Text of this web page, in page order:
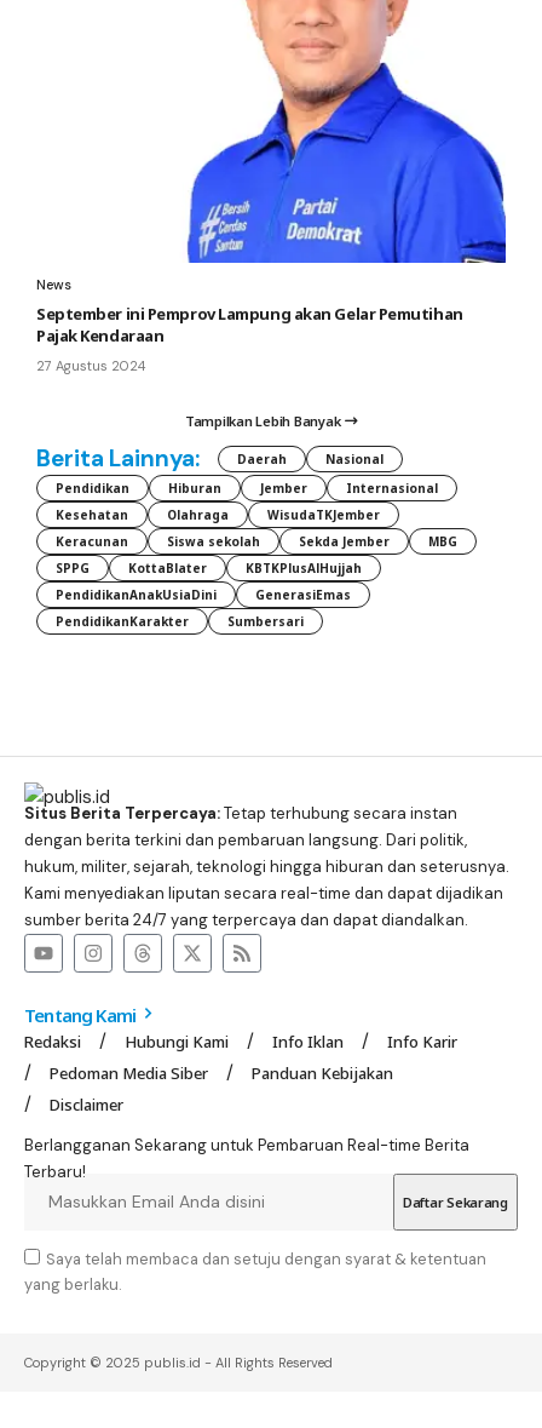
News
September ini Pemprov Lampung akan Gelar Pemutihan
Pajak Kendaraan
27 Agustus 2024
Tampilkan Lebih Banyak
Berita Lainnya: Daerah
Nasional
Pendidikan
Hiburan Jember
Internasional
Kesehatan
Olahraga
WisudaTKJember
Keracunan
Siswa sekolah Sekda Jember
MBG
SPPG
KottaBlater
KBTKPlusAlHujjah
PendidikanAnakUsiaDini
GenerasiEmas
PendidikanKarakter
Sumbersari
Situs Berita Terpercaya:Tetap terhubung secara instan
dengan berita terkini dan pembaruan langsung. Dari politik,
hukum, militer, sejarah, teknologi hingga hiburan dan seterusnya.
Kami menyediakan liputan secara real-time dan dapat dijadikan
sumber berita 24/7 yang terpercaya dan dapat diandalkan.
Tentang Kami
Redaksi Hubungi Kami Info Iklan
Info Karir
Pedoman Media Siber
Panduan Kebijakan
Disclaimer
Berlangganan Sekarang untuk Pembaruan Real-time Berita
Terbaru!
Saya telah membaca dan setuju dengan syarat & ketentuan
yang berlaku.
Copyright © 2025 publis.id - All Rights Reserved